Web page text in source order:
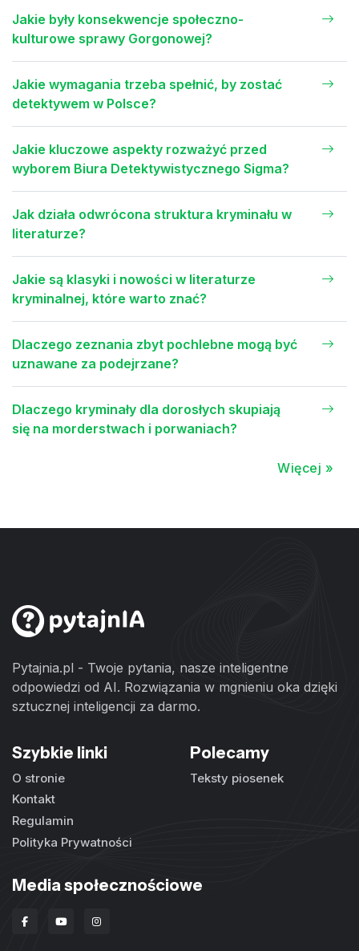
Jakie były konsekwencje społeczno-
kulturowe sprawy Gorgonowej?
Jakie wymagania trzeba spełnić, by zostać
detektywem w Polsce?
Jakie kluczowe aspekty rozważyć przed
wyborem Biura Detektywistycznego Sigma?
Jak działa odwrócona struktura kryminału w
literaturze?
Jakie są klasyki i nowości w literaturze
kryminalnej, które warto znać?
Dlaczego zeznania zbyt pochlebne mogą być
uznawane za podejrzane?
Dlaczego kryminały dla dorosłych skupiają
się na morderstwach i porwaniach?
Więcej »
Pytajnia.pl - Twoje pytania, nasze inteligentne
odpowiedzi od AI. Rozwiązania w mgnieniu oka dzięki
sztucznej inteligencji za darmo.
Szybkie linki
O stronie
Kontakt
Regulamin
Polityka Prywatności
Polecamy
Teksty piosenek
Media społecznościowe